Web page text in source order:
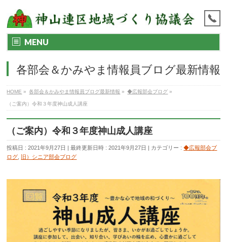
MENU
各部会＆かみやま情報員ブログ最新情報
HOME » 各部会＆かみやま情報員ブログ最新情報 » ◆広報部会ブログ »
（ご案内）令和３年度神山成人講座
（ご案内）令和３年度神山成人講座
投稿日 : 2021年9月27日 最終更新日時 : 2021年9月27日 カテゴリー :◆広報部会ブ
ログ
旧）シニア部会ブログ